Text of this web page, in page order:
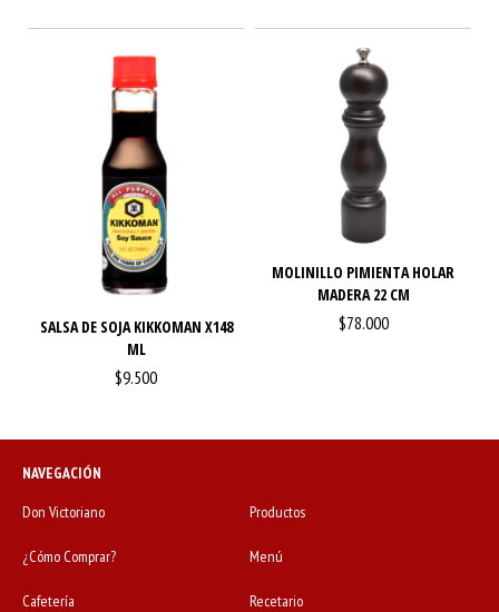
SALSA DE SOJA KIKKOMAN X148
ML
$9.500
MOLINILLO PIMIENTA HOLAR
MADERA 22 CM
$78.000
NAVEGACIÓN
Don Victoriano
Productos
¿Cómo Comprar? Menú
Cafetería Recetario